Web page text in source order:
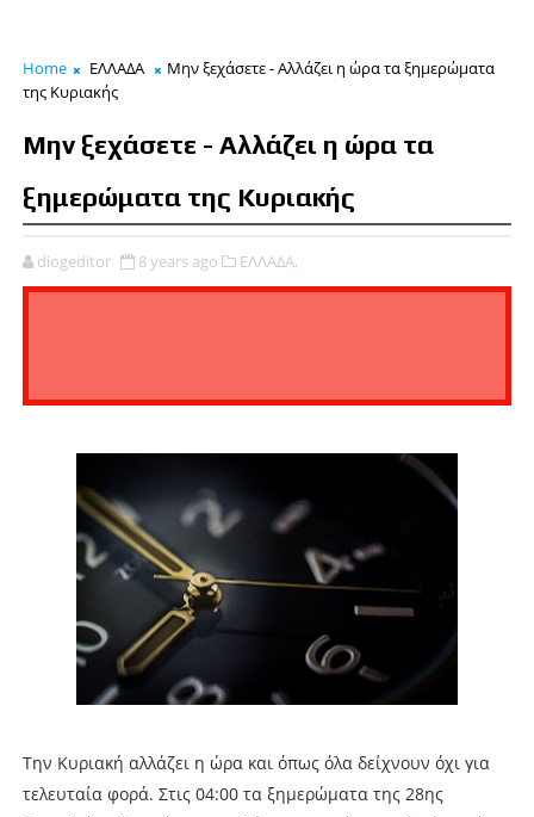
Home ΕΛΛΑΔΑ
Μην ξεχάσετε - Αλλάζει η ώρα τα ξημερώματα
της Κυριακής
Μην ξεχάσετε - Αλλάζει η ώρα τα
ξημερώματα της Κυριακής
diogeditor 8 years ago ΕΛΛΑΔΑ,
Την Κυριακή αλλάζει η ώρα και όπως όλα δείχνουν όχι για
τελευταία φορά. Στις 04:00 τα ξημερώματα της 28ης